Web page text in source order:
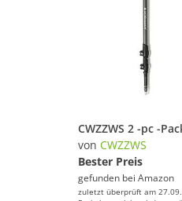
von CWZZWS
Bester Preis
gefunden bei Amazon
zuletzt überprüft am